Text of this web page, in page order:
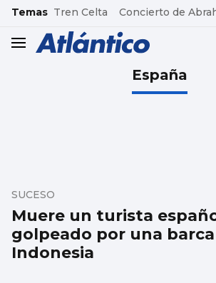
common.go-to-content
Temas Tren Celta Concierto de
header.menu.open
España
Muere un turista
golpeado por una
Indonesia
SUCESO